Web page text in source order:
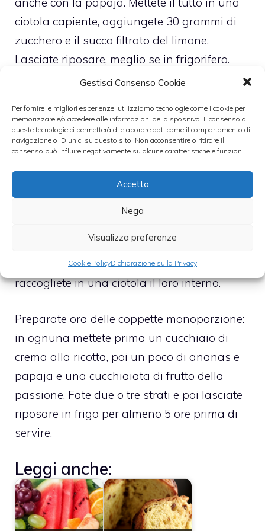
Gestisci Consenso Cookie
Per fornire le migliori esperienze, utilizziamo tecnologie come i cookie per
memorizzare e/o accedere alle informazioni del dispositivo. Il consenso a
queste tecnologie ci permetterà di elaborare dati come il comportamento di
navigazione o ID unici su questo sito. Non acconsentire o ritirare il
consenso può influire negativamente su alcune caratteristiche e funzioni.
Accetta
Nega
Visualizza preferenze
Cookie PolicyDichiarazione sulla Privacy
ciotola capiente, aggiungete 30 grammi di
zucchero e il succo filtrato del limone.
Lasciate riposare, meglio se in frigorifero.
crema della mousse: montate bene la panna
con un cucchiaio di zucchero (per
velocizzare l’operazione sia la panna che il
contenitore devono essere ben freddi) e poi
unite alla ricotta e al rimanente zucchero.
Lavorate delicatamente fino ad ottenere una
Tagliate in due i frutti della passione e
raccogliete in una ciotola il loro interno.
Preparate ora delle coppette monoporzione:
in ognuna mettete prima un cucchiaio di
crema alla ricotta, poi un poco di ananas e
papaja e una cucchiaiata di frutto della
passione. Fate due o tre strati e poi lasciate
riposare in frigo per almeno 5 ore prima di
servire.
Leggi anche: